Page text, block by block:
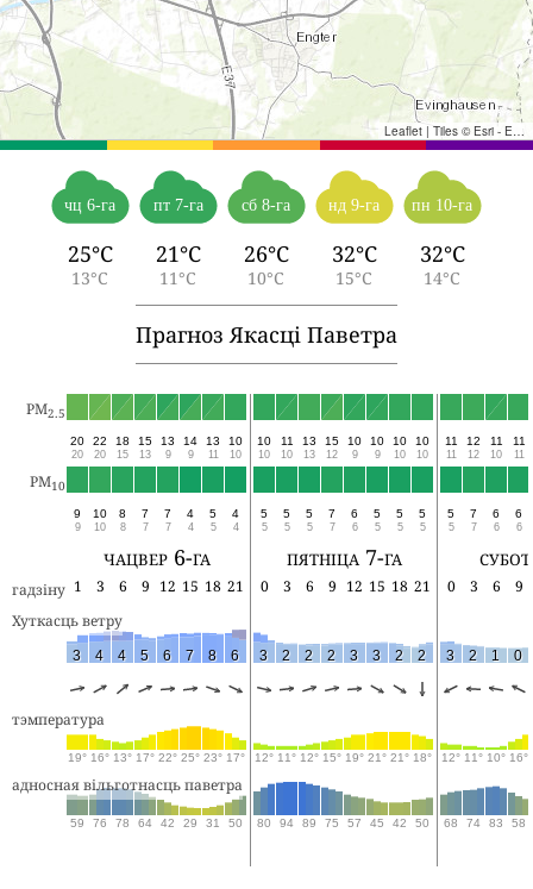
Leaflet | Tiles © Esri - Esri, DeLorme, NAVTEQ, TomTom, Intermap, iPC, USGS, FAO, NPS, NRCAN, GeoBase, Kadaster NL, Ordnance Survey, Esri Japan, METI, Esri China (Hong Kong), and the GIS User Community
чц 6-га
25°C
13°C
пт 7-га
21°C
11°C
сб 8-га
26°C
10°C
нд 9-га
32°C
15°C
пн 10-га
32°C
14°C
Прагноз Якасці Паветра
PM2.5
20
20
22
20
18
15
15
13
13
9
14
9
13
11
10
10
10
10
11
10
13
13
15
12
10
9
10
9
10
10
10
10
11
11
12
12
11
10
11
11
PM10
9
9
10
10
8
8
7
7
7
7
4
4
5
5
4
4
5
5
5
5
5
5
7
7
6
6
5
5
5
5
5
5
5
5
7
7
6
6
6
6
чацвер 6-га пятніца 7-га
гадзіну 1 3 6 9 12 15 18 21 0 3 6 9 12 15 18 21 0 3 6
9
Хуткасць ветру
3 4 4 5 6 7 8 6 3 2 2 2 3 3 2 2 3 2 1 0
тэмпература
19° 16° 13° 17° 22° 25° 23° 17° 12° 11° 12° 15° 19° 21° 21° 18° 12° 11° 10° 16°
адносная вільготнасць паветра
59 76 78 64 42 29 31 50 80 94 89 75 57 45 42 50 68 74 83 58